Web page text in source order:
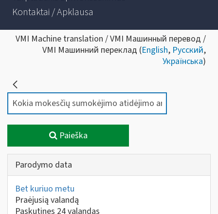
Kontaktai / Apklausa
VMI Machine translation / VMI Машинный перевод /
VMI Машинний переклад (English, Русский,
Українська)
Paieška
Parodymo data
Bet kuriuo metu
Praėjusią valandą
Paskutines 24 valandas